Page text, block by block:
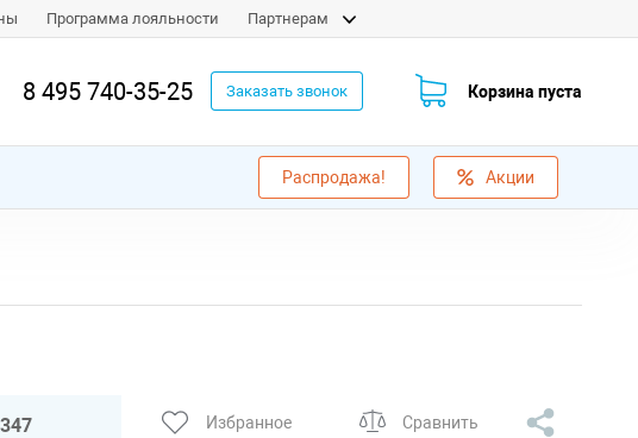
Программа лояльности Партнерам
8 495 740-35-25 Заказать звонок Корзина пуста
Распродажа! Акции
Избранное Сравнить